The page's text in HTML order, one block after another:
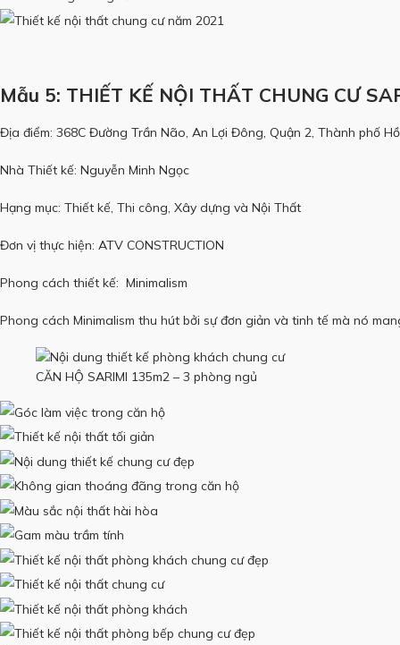
Mẫu 5: THIẾT KẾ NỘI THẤT CHUNG CƯ
Địa điểm: 368C Đường Trần Não, An Lợi Đông, Quận 2, Thành phố
Nhà Thiết kế: Nguyễn Minh Ngọc
Hạng mục: Thiết kế, Thi công, Xây dựng và Nội Thất
Đơn vị thực hiện: ATV CONSTRUCTION
Phong cách thiết kế: Minimalism
Phong cách Minimalism thu hút bởi sự đơn giản và tinh tế mà nó
CĂN HỘ SARIMI 135m2 – 3 phòng ngủ